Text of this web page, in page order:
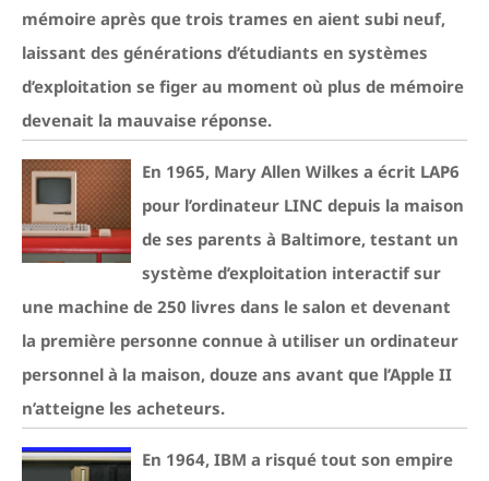
mémoire après que trois trames en aient subi neuf,
laissant des générations d’étudiants en systèmes
d’exploitation se figer au moment où plus de mémoire
devenait la mauvaise réponse.
En 1965, Mary Allen Wilkes a écrit LAP6
pour l’ordinateur LINC depuis la maison
de ses parents à Baltimore, testant un
système d’exploitation interactif sur
une machine de 250 livres dans le salon et devenant
la première personne connue à utiliser un ordinateur
personnel à la maison, douze ans avant que l’Apple II
n’atteigne les acheteurs.
En 1964, IBM a risqué tout son empire